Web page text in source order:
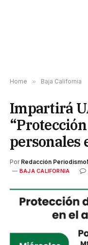
Home » Baja California
Impartirá
personales
Por Redacción
BAJA CALIFORNIA